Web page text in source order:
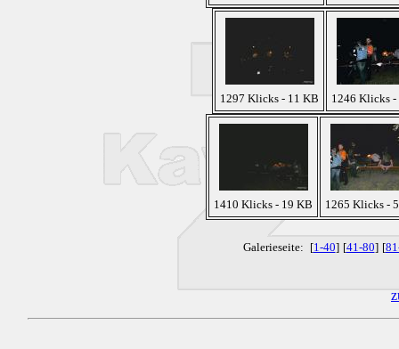
1297 Klicks - 11 KB 1246 Klicks
1410 Klicks - 19 KB 1265 Klicks -
Galerieseite: [1-40] [41-80] [